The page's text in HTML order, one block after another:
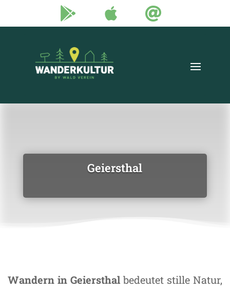
  
Geiersthal
Wandern in Geiersthalbedeutet stille Natur,